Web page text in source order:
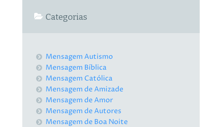
Categorias
Mensagem Autismo
Mensagem Bíblica
Mensagem Católica
Mensagem de Amizade
Mensagem de Amor
Mensagem de Autores
Mensagem de Boa Noite